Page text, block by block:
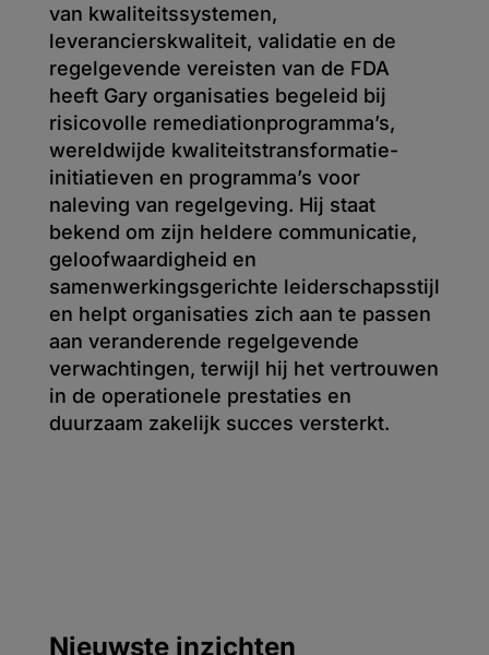
van kwaliteitssystemen,
leverancierskwaliteit, validatie en de
regelgevende vereisten van de FDA
heeft Gary organisaties begeleid bij
risicovolle remediationprogramma’s,
wereldwijde kwaliteitstransformatie-
initiatieven en programma’s voor
naleving van regelgeving. Hij staat
bekend om zijn heldere communicatie,
geloofwaardigheid en
samenwerkingsgerichte leiderschapsstijl
en helpt organisaties zich aan te passen
aan veranderende regelgevende
verwachtingen, terwijl hij het vertrouwen
in de operationele prestaties en
duurzaam zakelijk succes versterkt.
Nieuwste inzichten